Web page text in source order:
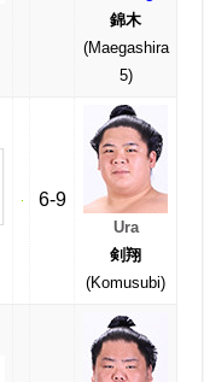
錦木
(Maegashira
5)
6-9
Ura
剣翔
(Komusubi)